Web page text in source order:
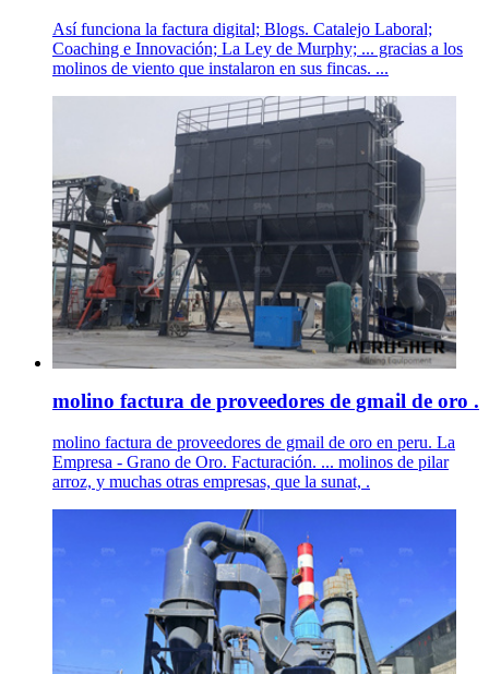
Así funciona la factura digital; Blogs. Catalejo Laboral;
Coaching e Innovación; La Ley de Murphy; ... gracias a los
molinos de viento que instalaron en sus fincas. ...
molino factura de proveedores de gmail de oro .
molino factura de proveedores de gmail de oro en peru. La
Empresa - Grano de Oro. Facturación. ... molinos de pilar
arroz, y muchas otras empresas, que la sunat, .